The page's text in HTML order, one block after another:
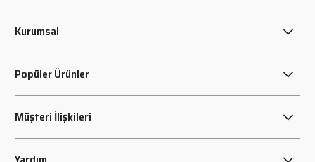
Kurumsal
Popüler Ürünler
Müşteri İlişkileri